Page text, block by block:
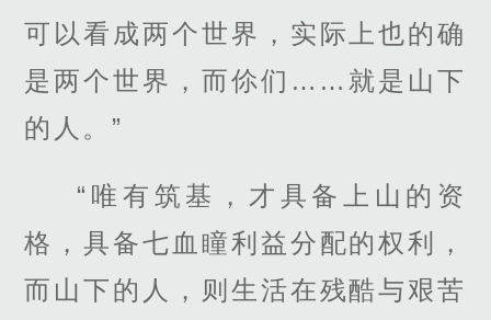
可以看成两个世界，实际上也的确
是两个世界，而伱们……就是山下
的人。”
“唯有筑基，才具备上山的资
格，具备七血瞳利益分配的权利，
而山下的人，则生活在残酷与艰苦